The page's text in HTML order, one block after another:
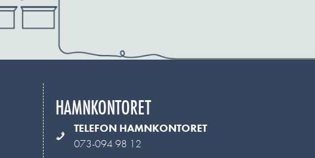
HAMNKONTORET
TELEFON HAMNKONTORET
073-094 98 12